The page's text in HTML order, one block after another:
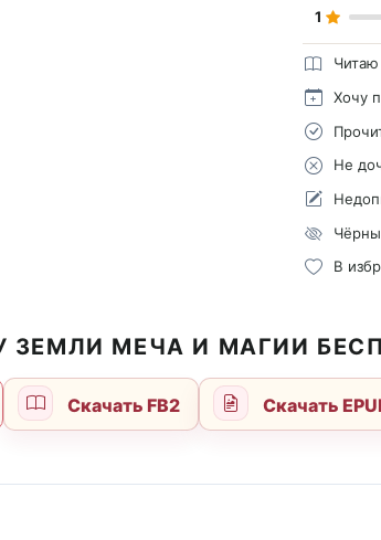
1
Читаю
Хочу
Не
В
ЗЕМЛИ МЕЧА И МАГИИ
Скачать FB2 Скачать